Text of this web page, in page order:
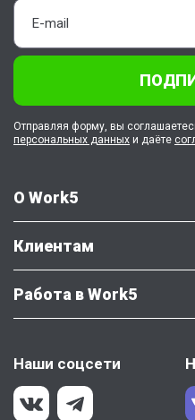
О Work5
Клиентам
Работа в Work5
Наши соцсети
Отправляя форму, вы
персональных данных и даёте